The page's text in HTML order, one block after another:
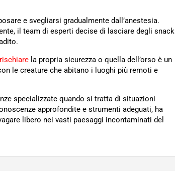
e svegliarsi gradualmente dall’anestesia.
il team di esperti decise di lasciare degli snack
la propria sicurezza o quella dell’orso è un
le creature che abitano i luoghi più remoti e
specializzate quando si tratta di situazioni
approfondite e strumenti adeguati, ha
libero nei vasti paesaggi incontaminati del